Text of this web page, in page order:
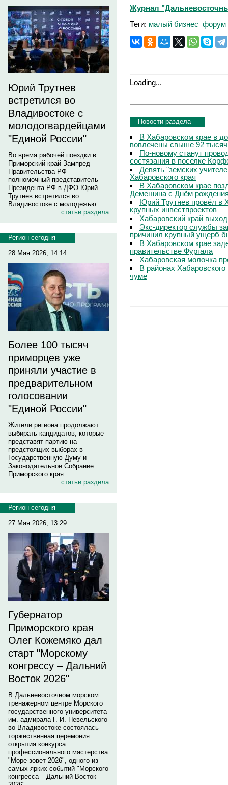
Юрий Трутнев
встретился во
Владивостоке с
молодогвардейцами
"Единой России"
Во время рабочей поездки в
Приморский край Зампред
Правительства РФ –
полномочный представитель
Президента РФ в ДФО Юрий
Трутнев встретился во
Владивостоке с молодежью.
статьи раздела
Регион сегодня
28 Мая 2026, 14:14
Более 100 тысяч
приморцев уже
приняли участие в
предварительном
голосовании
"Единой России"
Жители региона продолжают
выбирать кандидатов, которые
представят партию на
предстоящих выборах в
Государственную Думу и
Законодательное Собрание
Приморского края.
статьи раздела
Регион сегодня
27 Мая 2026, 13:29
Губернатор
Приморского края
Олег Кожемяко дал
старт "Морскому
конгрессу – Дальний
Восток 2026"
В Дальневосточном морском
тренажерном центре Морского
государственного университета
им. адмирала Г. И. Невельского
во Владивостоке состоялась
торжественная церемония
открытия конкурса
профессионального мастерства
"Море зовет 2026", одного из
самых ярких событий "Морского
конгресса – Дальний Восток
Журнал
Теги: малый бизнес форум
Loading...
Новости раздела
В Хабаровском крае в
вовлечены свыше 92 тысяч
По-новому станут
состязания в поселке
Девять "земских
Хабаровского края
В Хабаровском крае
Демешина с Днём
Юрий Трутнев провёл в
крупных инвестпроектов
Хабаровский край
Экс-директор службы
причинил крупный ущерб
В Хабаровском крае
правительстве Фургала
Хабаровская молочка
В районах
чуме